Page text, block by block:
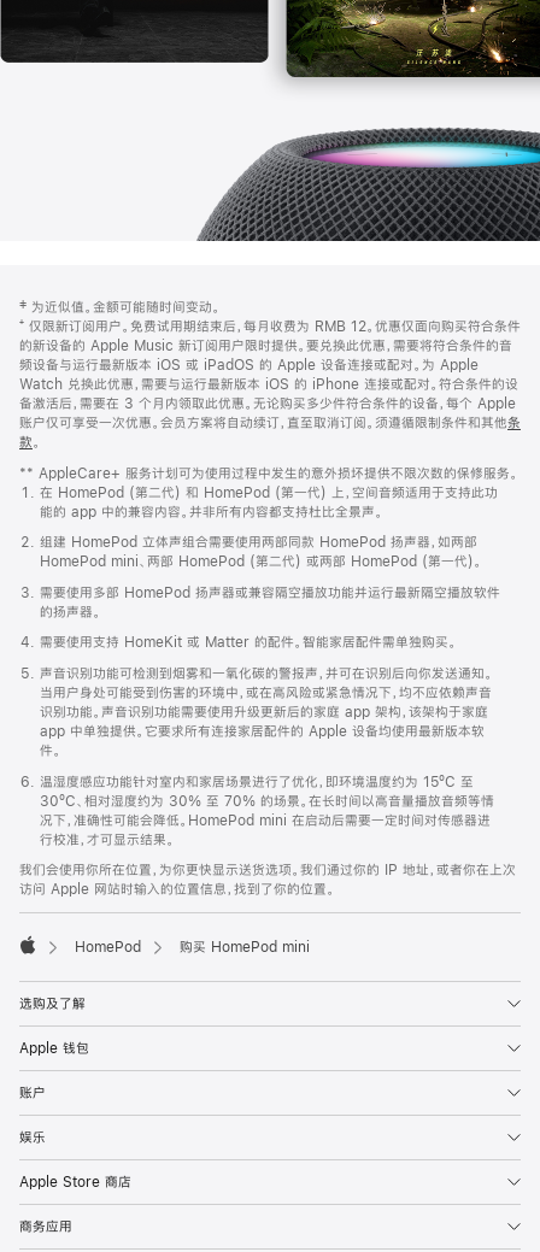
页
页
脚
注
‡ 为近似值。金额可能随时间变动。
⁺ 仅限新订阅用户。免费试用期结束后，每月收费为 RMB 12。优惠仅面向购买符合条件
的新设备的 Apple Music 新订阅用户限时提供。要兑换此优惠，需要将符合条件的音
频设备与运行最新版本 iOS 或 iPadOS 的 Apple 设备连接或配对。为 Apple
Watch 兑换此优惠，需要与运行最新版本 iOS 的 iPhone 连接或配对。符合条件的设
备激活后，需要在 3 个月内领取此优惠。无论购买多少件符合条件的设备，每个 Apple
账户仅可享受一次优惠。会员方案将自动续订，直至取消订阅。须遵循限制条件和其他条
款。
窗
口
中
打
开)
** AppleCare+ 服务计划可为使用过程中发生的意外损坏提供不限次数的保修服务。
在 HomePod (第二代) 和 HomePod (第一代) 上，空间音频适用于支持此功
能的 app 中的兼容内容。并非所有内容都支持杜比全景声。
组建 HomePod 立体声组合需要使用两部同款 HomePod 扬声器，如两部
HomePod mini、两部 HomePod (第二代) 或两部 HomePod (第一代)。
需要使用多部 HomePod 扬声器或兼容隔空播放功能并运行最新隔空播放软件
的扬声器。
需要使用支持 HomeKit 或 Matter 的配件。智能家居配件需单独购买。
声音识别功能可检测到烟雾和一氧化碳的警报声，并可在识别后向你发送通知。
当用户身处可能受到伤害的环境中，或在高风险或紧急情况下，均不应依赖声音
识别功能。声音识别功能需要使用升级更新后的家庭 app 架构，该架构于家庭
app 中单独提供。它要求所有连接家居配件的 Apple 设备均使用最新版本软
件。
温湿度感应功能针对室内和家居场景进行了优化，即环境温度约为 15ºC 至
30ºC、相对湿度约为 30% 至 70% 的场景。在长时间以高音量播放音频等情
况下，准确性可能会降低。HomePod mini 在启动后需要一定时间对传感器进
行校准，才可显示结果。
我们会使用你所在位置，为你更快显示送货选项。我们通过你的 IP 地址，或者你在上次
访问 Apple 网站时输入的位置信息，找到了你的位置。
HomePod 购买 HomePod mini
选购及了解
Apple 钱包
账户
娱乐
Apple Store 商店
商务应用